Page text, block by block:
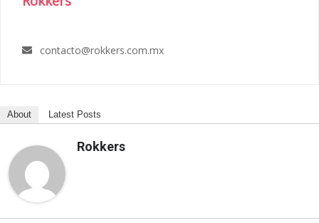
contacto@rokkers.com.mx
About Latest Posts
Rokkers